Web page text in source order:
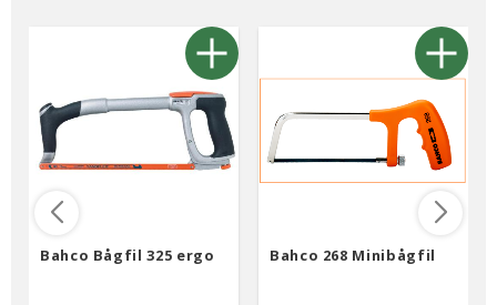
Bahco Bågfil 325 ergo Bahco 268 Minibågfil